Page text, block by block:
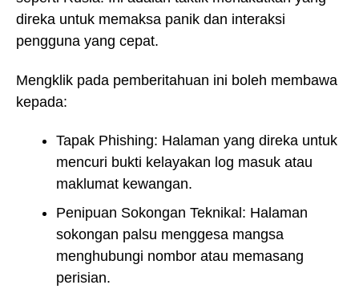
direka untuk memaksa panik dan interaksi
pengguna yang cepat.
Mengklik pada pemberitahuan ini boleh membawa
kepada:
Tapak Phishing: Halaman yang direka untuk
mencuri bukti kelayakan log masuk atau
maklumat kewangan.
Penipuan Sokongan Teknikal: Halaman
sokongan palsu menggesa mangsa
menghubungi nombor atau memasang
perisian.